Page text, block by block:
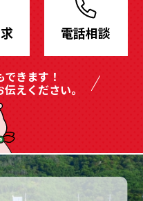
電話相談
きます！
えください。